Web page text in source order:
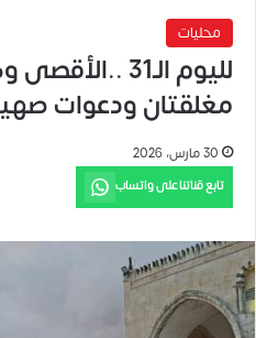
محليات
لليوم الـ31
مغلقتان ودعوات
30 مارس، 2026
تابع قناتنا على واتساب